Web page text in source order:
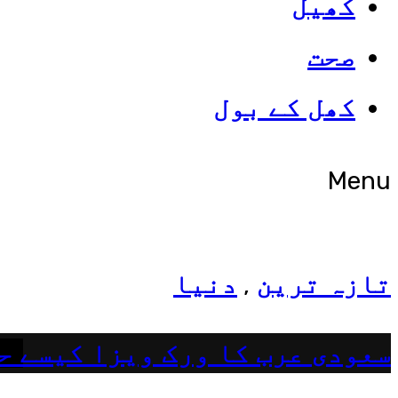
صحت
کھل کے بول
Menu
شوبز
ہانیہ عامر کی بہن ایشا
تازہ ترین , دنیا
سعودی عرب کا ورک ویزا کیسے